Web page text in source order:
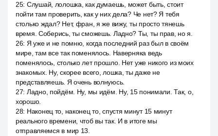
25: Слушай, лолошка, как думаешь, может быть, стоит
пойти там проверить, как у них дела? Че нет? Я тебя
столько ждал? Нет, фран, я же вижу, ты просто тянешь
время. Соберись, ты сможешь. Ладно? Ты, ты прав, но я.
26: Я уже и не помню, когда последний раз был в своём
мире, там все так поменялось. Наверняка ведь
поменялось, столько лет прошло. Нет уже никого из моих
знакомых. Ну, скорее всего, лошка, ты даже не
представляешь. Я очень волнуюсь.
27: Ладно, пойдём. Ну, мы идём. Ну, 15 понимали. Так, о,
хорошо.
28: Наконец то, наконец то, спустя минут 15 минут
реального времени, чтоб вы так. И в итоге мы
отправляемся в мир 13.